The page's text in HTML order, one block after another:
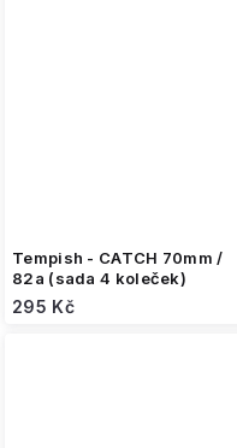
Tempish - CATCH 70mm /
82a (sada 4 koleček)
295 Kč